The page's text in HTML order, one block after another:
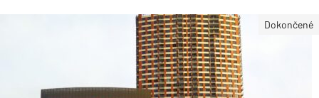
Dokončené